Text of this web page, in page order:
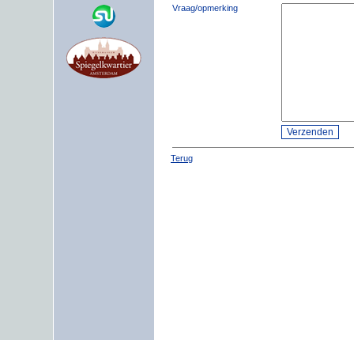
Vraag/opmerking
Terug